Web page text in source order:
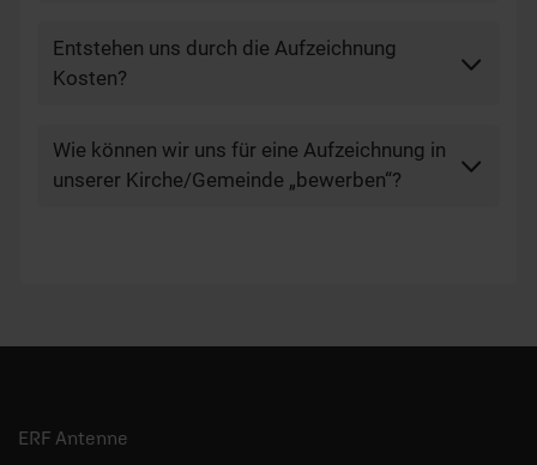
Entstehen uns durch die Aufzeichnung
Kosten?
Wie können wir uns für eine Aufzeichnung in
unserer Kirche/Gemeinde „bewerben“?
ERF Antenne